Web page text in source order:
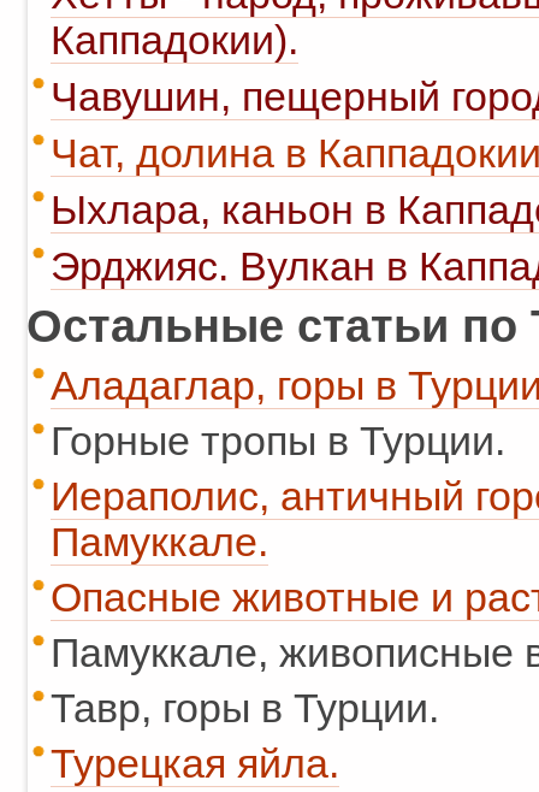
Каппадокии).
Чавушин, пещерный
Чат, долина в
Ыхлара, каньон в
Эрджияс. Вулкан в
Остальные статьи по
Аладаглар, горы в
Горные тропы в Турции.
Иераполис, античный
Памуккале.
Опасные животные и
Памуккале, живописные
Тавр, горы в Турции.
Турецкая яйла.